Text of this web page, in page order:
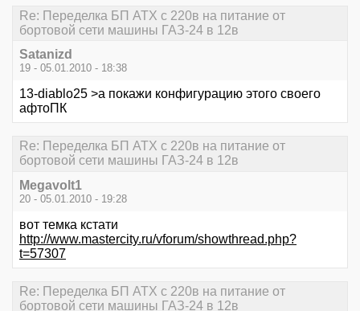
Re: Переделка БП ATX с 220в на питание от
бортовой сети машины ГАЗ-24 в 12в
Satanizd
19 - 05.01.2010 - 18:38
13-diablo25 >а покажи конфигурацию этого своего
афтоПК
Re: Переделка БП ATX с 220в на питание от
бортовой сети машины ГАЗ-24 в 12в
Megavolt1
20 - 05.01.2010 - 19:28
вот темка кстати
http://www.mastercity.ru/vforum/showthread.php?
t=57307
Re: Переделка БП ATX с 220в на питание от
бортовой сети машины ГАЗ-24 в 12в